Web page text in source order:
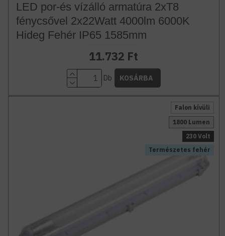
LED por-és vízálló armatúra 2xT8
fénycsővel 2x22Watt 4000lm 6000K
Hideg Fehér IP65 1585mm
11.732 Ft
Db KOSÁRBA
Természetes fehér
Falon kívüli
1800 Lumen
230 Volt